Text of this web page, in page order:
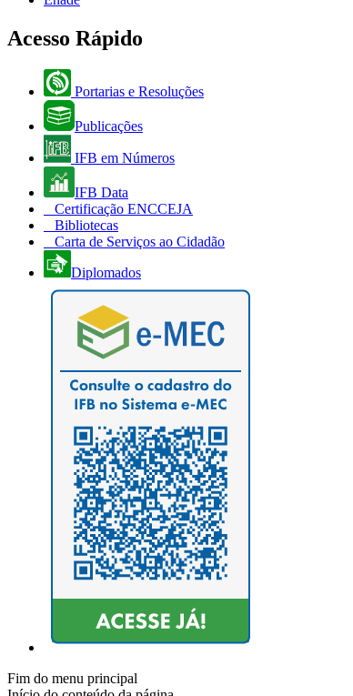
Acesso Rápido
Portarias e Resoluções
Publicações
IFB em Números
IFB Data
Certificação ENCCEJA
Bibliotecas
Carta de Serviços ao Cidadão
Diplomados
Fim do menu principal